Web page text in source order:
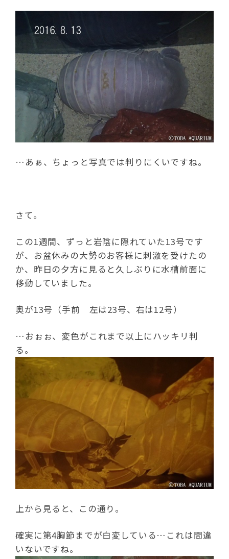
…あぁ、ちょっと写真では判りにくいですね。
さて。
この1週間、ずっと岩陰に隠れていた13号です
が、お盆休みの大勢のお客様に刺激を受けたの
か、昨日の夕方に見ると久しぶりに水槽前面に
移動していました。
奥が13号（手前 左は23号、右は12号）
…おぉぉ、変色がこれまで以上にハッキリ判
る。
上から見ると、この通り。
確実に第4胸節までが白変している…これは間違
いないですね。